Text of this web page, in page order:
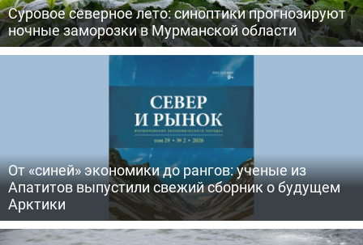
Суровое северное лето: синоптики прогнозируют
ночные заморозки в Мурманской области
От «синей» экономики до рангов: ученые из
Апатитов выпустили свежий сборник о будущем
Арктики